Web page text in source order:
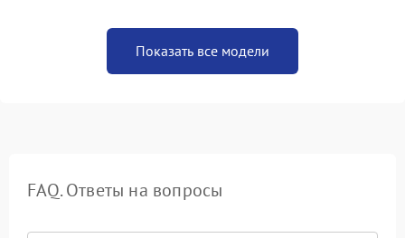
Показать все модели
FAQ. Ответы на вопросы